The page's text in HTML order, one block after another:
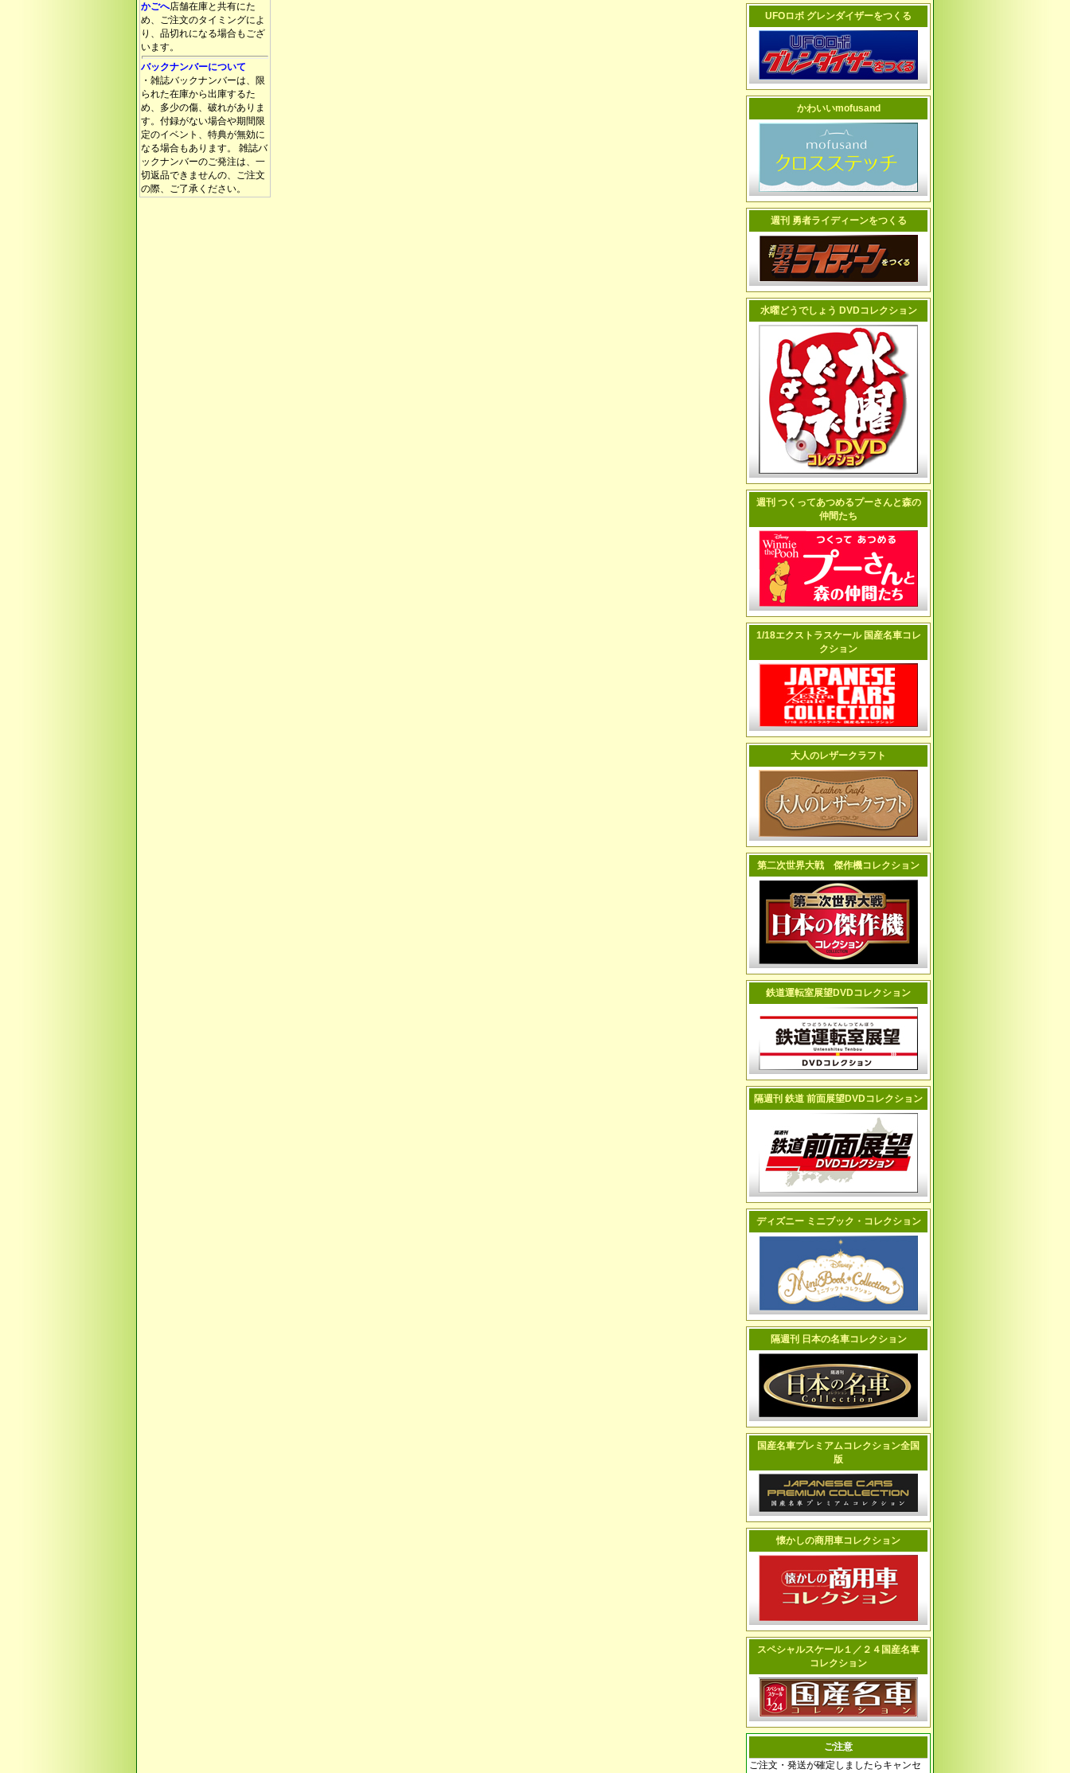
かごへ店舗在庫と共有にた
め、ご注文のタイミングによ
り、品切れになる場合もござ
います。
バックナンバーについて
・雑誌バックナンバーは、限
られた在庫から出庫するた
め、多少の傷、破れがありま
す。付録がない場合や期間限
定のイベント、特典が無効に
なる場合もあります。 雑誌バ
ックナンバーのご発注は、一
切返品できませんの、ご注文
の際、ご了承ください。
UFOロボ グレンダイザーをつくる
かわいいmofusand
週刊 勇者ライディーンをつくる
水曜どうでしょう DVDコレクション
週刊 つくってあつめるプーさんと森の
仲間たち
1/18エクストラスケール 国産名車コレ
クション
大人のレザークラフト
第二次世界大戦 傑作機コレクション
鉄道運転室展望DVDコレクション
隔週刊 鉄道 前面展望DVDコレクション
ディズニー ミニブック・コレクション
隔週刊 日本の名車コレクション
国産名車プレミアムコレクション全国
版
懐かしの商用車コレクション
スペシャルスケール１／２４国産名車
コレクション
ご注意
ご注文・発送が確定しましたらキャンセ